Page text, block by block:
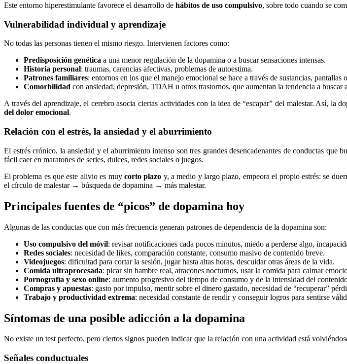
Este entorno hiperestimulante favorece el desarrollo de hábitos de uso compulsivo, sobre todo cuando se
Vulnerabilidad individual y aprendizaje
No todas las personas tienen el mismo riesgo. Intervienen factores como:
Predisposición genética a una menor regulación de la dopamina o a buscar sensaciones intensas.
Historia personal: traumas, carencias afectivas, problemas de autoestima.
Patrones familiares: entornos en los que el manejo emocional se hace a través de sustancias, pantallas
Comorbilidad con ansiedad, depresión, TDAH u otros trastornos, que aumentan la tendencia a buscar
A través del aprendizaje, el cerebro asocia ciertas actividades con la idea de “escapar” del malestar. Así, la
del dolor emocional.
Relación con el estrés, la ansiedad y el aburrimiento
El estrés crónico, la ansiedad y el aburrimiento intenso son tres grandes desencadenantes de conductas
fácil caer en maratones de series, dulces, redes sociales o juegos.
El problema es que este alivio es muy corto plazo y, a medio y largo plazo, empeora el propio estrés: se
el círculo de malestar → búsqueda de dopamina → más malestar.
Principales fuentes de “picos” de dopamina hoy
Algunas de las conductas que con más frecuencia generan patrones de dependencia de la dopamina son:
Uso compulsivo del móvil: revisar notificaciones cada pocos minutos, miedo a perderse algo,
Redes sociales: necesidad de likes, comparación constante, consumo masivo de contenido breve.
Videojuegos: dificultad para cortar la sesión, jugar hasta altas horas, descuidar otras áreas de la vida.
Comida ultraprocesada: picar sin hambre real, atracones nocturnos, usar la comida para calmar
Pornografía y sexo online: aumento progresivo del tiempo de consumo y de la intensidad del
Compras y apuestas: gasto por impulso, mentir sobre el dinero gastado, necesidad de “recuperar”
Trabajo y productividad extrema: necesidad constante de rendir y conseguir logros para sentirse
Síntomas de una posible adicción a la dopamina
No existe un test perfecto, pero ciertos signos pueden indicar que la relación con una actividad está
Señales conductuales